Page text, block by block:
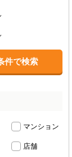
マンション
店舗